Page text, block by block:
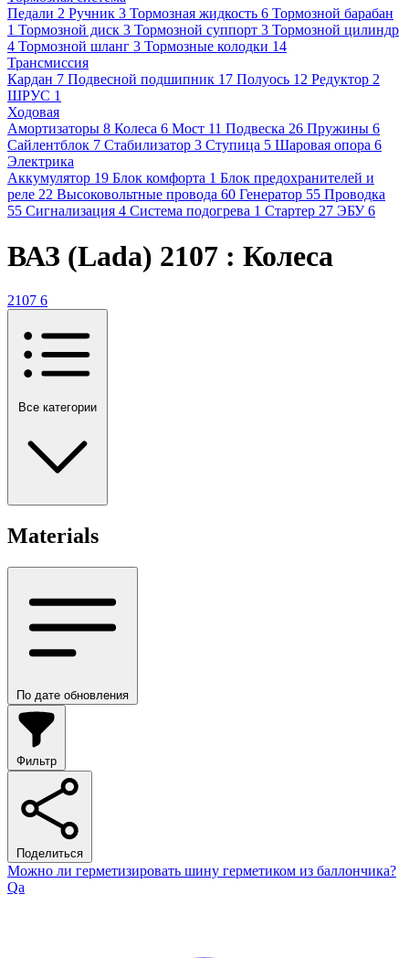
Педали 2 Ручник 3 Тормозная жидкость 6 Тормозной барабан
1 Тормозной диск 3 Тормозной суппорт 3 Тормозной цилиндр
4 Тормозной шланг 3 Тормозные колодки 14
Трансмиссия
Кардан 7 Подвесной подшипник 17 Полуось 12 Редуктор 2
ШРУС 1
Ходовая
Амортизаторы 8 Колеса 6 Мост 11 Подвеска 26 Пружины 6
Сайлентблок 7 Стабилизатор 3 Ступица 5 Шаровая опора 6
Электрика
Аккумулятор 19 Блок комфорта 1 Блок предохранителей и
реле 22 Высоковольтные провода 60 Генератор 55 Проводка
55 Сигнализация 4 Система подогрева 1 Стартер 27 ЭБУ 6
ВАЗ (Lada) 2107 : Колеса
2107 6
Все категории
Materials
По дате обновления
Фильтр
Поделиться
Можно ли герметизировать шину герметиком из баллончика?
Qa